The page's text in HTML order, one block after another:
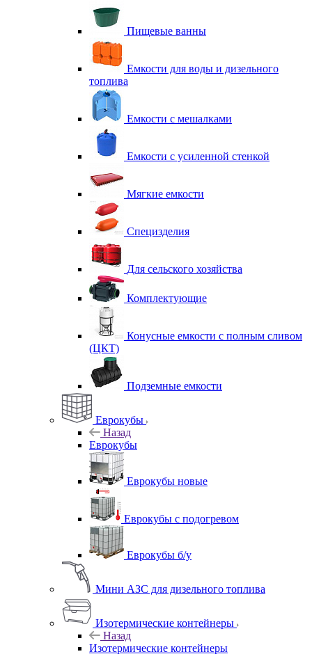
Пищевые ванны
Емкости для воды и дизельного
топлива
Емкости с мешалками
Емкости с усиленной стенкой
Мягкие емкости
Специзделия
Для сельского хозяйства
Комплектующие
Конусные емкости с полным сливом
(ЦКТ)
Подземные емкости
Еврокубы
Назад
Еврокубы
Еврокубы новые
Еврокубы с подогревом
Еврокубы б/у
Мини АЗС для дизельного топлива
Изотермические контейнеры
Назад
Изотермические контейнеры